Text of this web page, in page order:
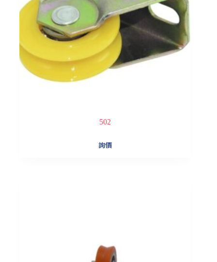
502
詢價